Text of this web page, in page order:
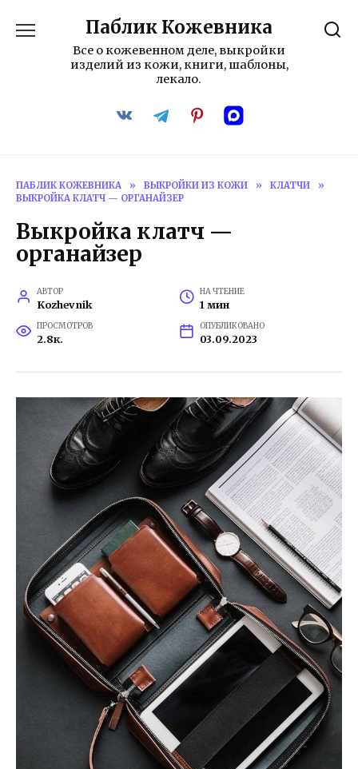
содержанию
Паблик Кожевника
Все о кожевенном деле, выкройки
изделий из кожи, книги, шаблоны,
лекало.
ПАБЛИК КОЖЕВНИКА » ВЫКРОЙКИ ИЗ КОЖИ » КЛАТЧИ
»
ВЫКРОЙКА КЛАТЧ — ОРГАНАЙЗЕР
Выкройка клатч —
органайзер
АВТОР
Kozhevnik
НА ЧТЕНИЕ
1 мин
ПРОСМОТРОВ
2.8к.
ОПУБЛИКОВАНО
03.09.2023